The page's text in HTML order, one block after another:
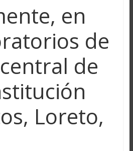
en
de
de
Loreto,